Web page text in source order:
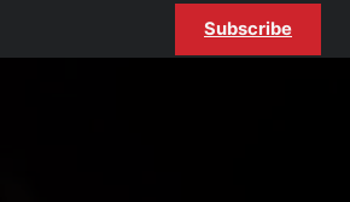
Subscribe